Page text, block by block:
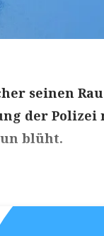
seinen
der Polizei
blüht.